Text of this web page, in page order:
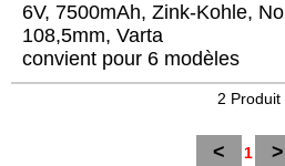
6V, 7500mAh, Zink-Kohle,
108,5mm, Varta
convient pour 6 modèles
2 Produit
< 1 >